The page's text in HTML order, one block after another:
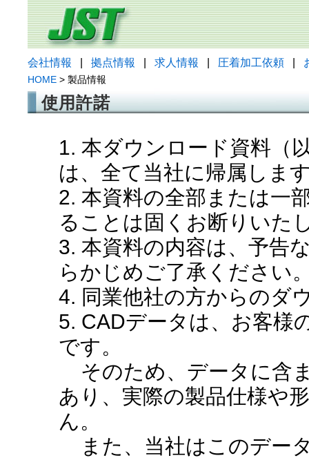
会社情報 拠点情報 求人情報 圧着加工依頼
HOME > 製品情報
使用許諾
1. 本ダウンロード資料（
は、全て当社に帰属しま
2. 本資料の全部または一
ることは固くお断りいた
3. 本資料の内容は、予告
らかじめご了承ください
4. 同業他社の方からのダ
5. CADデータは、お客様
です。
そのため、データに含
あり、実際の製品仕様や
ん。
また、当社はこのデー